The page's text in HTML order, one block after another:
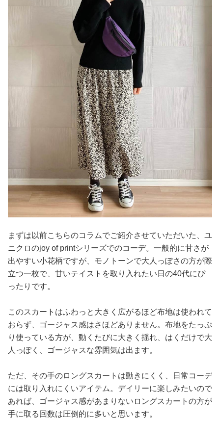
まずは以前こちらのコラムでご紹介させていただいた、ユ
ニクロのjoy of printシリーズでのコーデ。一般的に甘さが
出やすい小花柄ですが、モノトーンで大人っぽさの方が際
立つ一枚で、甘いテイストを取り入れたい日の40代にぴ
ったりです。
このスカートはふわっと大きく広がるほど布地は使われて
おらず、ゴージャス感はさほどありません。布地をたっぷ
り使っている方が、動くたびに大きく揺れ、はくだけで大
人っぽく、ゴージャスな雰囲気は出ます。
ただ、その手のロングスカートは動きにくく、日常コーデ
には取り入れにくいアイテム。デイリーに楽しみたいので
あれば、ゴージャス感があまりないロングスカートの方が
手に取る回数は圧倒的に多いと思います。